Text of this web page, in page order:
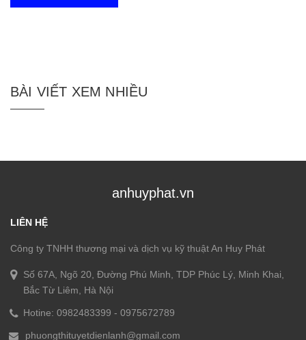
BÀI VIẾT XEM NHIỀU
anhuyphat.vn
LIÊN HỆ
Công ty TNHH thương mại và dịch vụ kỹ thuật An Huy Phát
Số 67A, Ngõ 20, Đường Phú Minh, TDP Phúc Lý, Minh Khai,
Bắc Từ Liêm, Hà Nội
Hotine: 0982483399 - 0975672789
phuongthituyetdienlanh@gmail.com